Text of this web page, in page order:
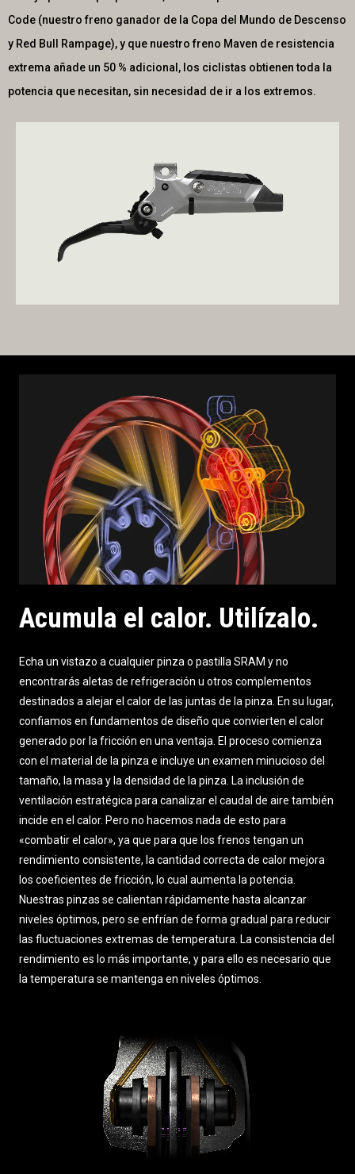
Code (nuestro freno ganador de la Copa del Mundo de Descenso
y Red Bull Rampage), y que nuestro freno Maven de resistencia
extrema añade un 50 % adicional, los ciclistas obtienen toda la
potencia que necesitan, sin necesidad de ir a los extremos.
Acumula el calor. Utilízalo.
Echa un vistazo a cualquier pinza o pastilla SRAM y no
encontrarás aletas de refrigeración u otros complementos
destinados a alejar el calor de las juntas de la pinza. En su lugar,
confiamos en fundamentos de diseño que convierten el calor
generado por la fricción en una ventaja. El proceso comienza
con el material de la pinza e incluye un examen minucioso del
tamaño, la masa y la densidad de la pinza. La inclusión de
ventilación estratégica para canalizar el caudal de aire también
incide en el calor. Pero no hacemos nada de esto para
«combatir el calor», ya que para que los frenos tengan un
rendimiento consistente, la cantidad correcta de calor mejora
los coeficientes de fricción, lo cual aumenta la potencia.
Nuestras pinzas se calientan rápidamente hasta alcanzar
niveles óptimos, pero se enfrían de forma gradual para reducir
las fluctuaciones extremas de temperatura. La consistencia del
rendimiento es lo más importante, y para ello es necesario que
la temperatura se mantenga en niveles óptimos.